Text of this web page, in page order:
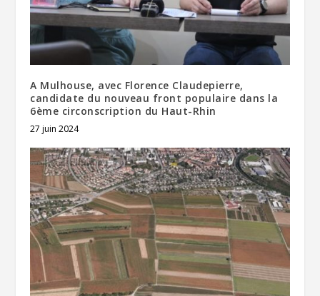
A Mulhouse, avec Florence Claudepierre,
candidate du nouveau front populaire dans la
6ème circonscription du Haut-Rhin
27 juin 2024